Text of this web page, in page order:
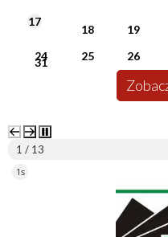
17
18 19
24
25 26
31
2 / 13
5s